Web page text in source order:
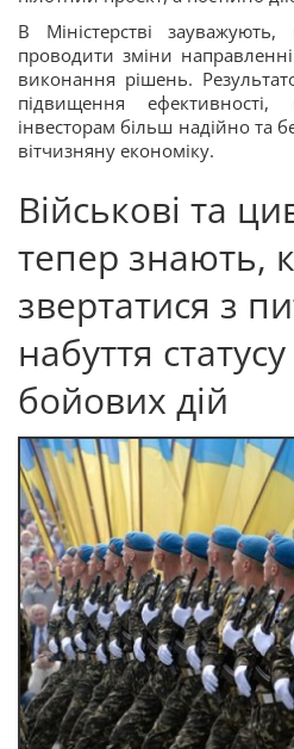
В Міністерстві
проводити зміни
виконання рішень.
підвищення
інвесторам більш надійно та
вітчизняну економіку.
Військові та
тепер знають,
звертатися з
набуття
бойових дій